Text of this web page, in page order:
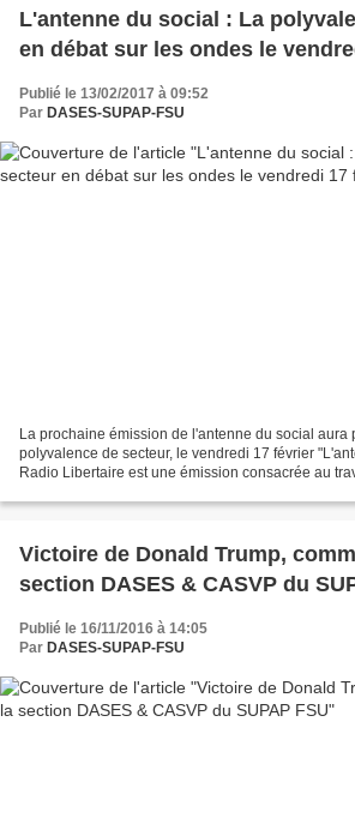
L'antenne du social : La
en débat sur les ondes le
Publié le 13/02/2017 à 09:52
Par DASES-SUPAP-FSU
La prochaine émission de l'antenne du social aura
polyvalence de secteur, le vendredi 17 février
Radio Libertaire est une émission consacrée au
Victoire de Donald Trump,
section DASES & CASVP du
Publié le 16/11/2016 à 14:05
Par DASES-SUPAP-FSU